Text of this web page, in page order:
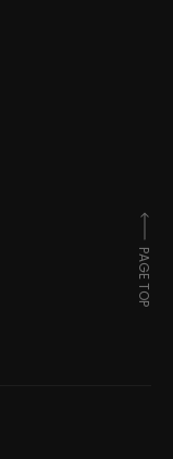
PAGE TOP